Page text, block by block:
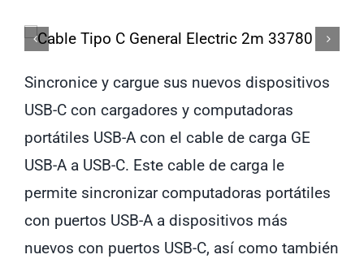
Sincronice y cargue sus nuevos dispositivos
USB-C con cargadores y computadoras
portátiles USB-A con el cable de carga GE
USB-A a USB-C. Este cable de carga le
permite sincronizar computadoras portátiles
con puertos USB-A a dispositivos más
nuevos con puertos USB-C, así como también